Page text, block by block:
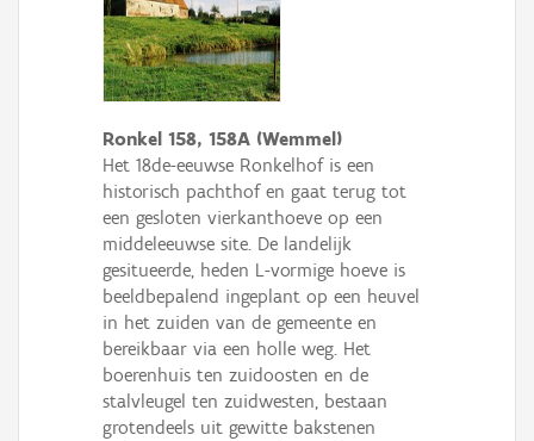
Ronkel 158, 158A (Wemmel)
Het 18de-eeuwse Ronkelhof is een
historisch pachthof en gaat terug tot
een gesloten vierkanthoeve op een
middeleeuwse site. De landelijk
gesitueerde, heden L-vormige hoeve is
beeldbepalend ingeplant op een heuvel
in het zuiden van de gemeente en
bereikbaar via een holle weg. Het
boerenhuis ten zuidoosten en de
stalvleugel ten zuidwesten, bestaan
grotendeels uit gewitte bakstenen